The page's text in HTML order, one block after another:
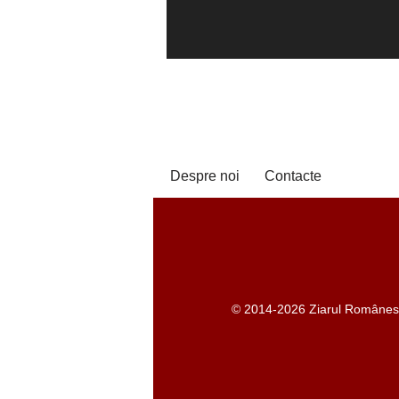
Despre noi Contacte
© 2014-2026 Ziarul